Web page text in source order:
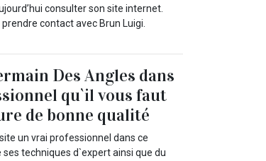
consulter son site internet.
contact avec Brun Luigi.
Des Angles dans
qu`il vous faut
de bonne qualité
un vrai professionnel dans ce
techniques d`expert ainsi que du